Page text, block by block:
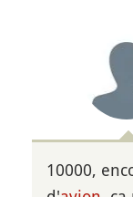
10000,